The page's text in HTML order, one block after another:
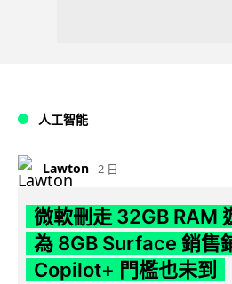
人工智能
Lawton 2 日
微軟刪走 32GB RAM
為 8GB Surface 銷售
Copilot+ 門檻也未到